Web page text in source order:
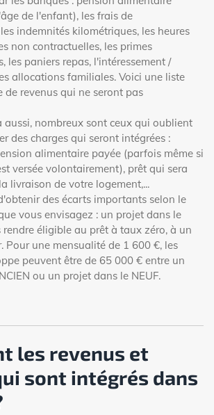
de l'enfant), les frais de
indemnités kilométriques, les heures
non contractuelles, les primes
les paniers repas, l'intéressement /
allocations familiales. Voici une liste
de revenus qui ne seront pas
aussi, nombreux sont ceux qui oublient
des charges qui seront intégrées :
alimentaire payée (parfois même si
versée volontairement), prêt qui sera
livraison de votre logement,...
des écarts importants selon le
vous envisagez : un projet dans le
éligible au prêt à taux zéro, à un
Pour une mensualité de 1 600 €, les
peuvent être de 65 000 € entre un
ou un projet dans le NEUF.
les revenus et
sont intégrés dans